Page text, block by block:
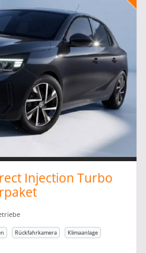
Injection Turbo
Rückfahrkamera
Klimaanlage